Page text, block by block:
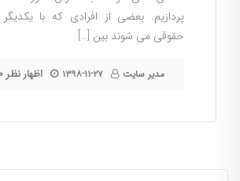
پردازیم. بعضی از افرادی که با
حقوقی می شوند بین […]
مدیر سایت ۱۳۹۸-۱۱-۲۷ ۰ اظهار نظر